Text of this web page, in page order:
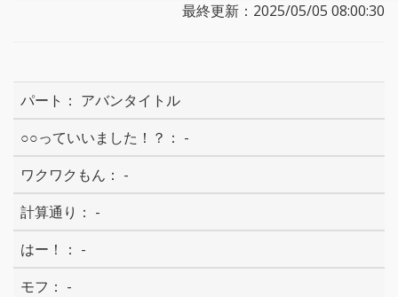
最終更新：2025/05/05 08:00:30
アバンタイトル
-
-
-
-
-